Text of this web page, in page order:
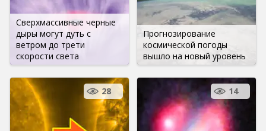
Сверхмассивные черные
дыры могут дуть с
ветром до трети
скорости света
Прогнозирование
космической погоды
вышло на новый уровень
28 14